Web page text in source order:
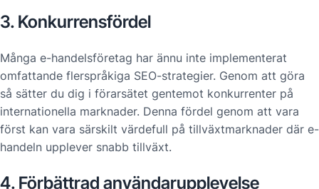
3. Konkurrensfördel
Många e-handelsföretag har ännu inte implementerat
omfattande flerspråkiga SEO-strategier. Genom att göra
så sätter du dig i förarsätet gentemot konkurrenter på
internationella marknader. Denna fördel genom att vara
först kan vara särskilt värdefull på tillväxtmarknader där e-
handeln upplever snabb tillväxt.
4. Förbättrad användarupplevelse